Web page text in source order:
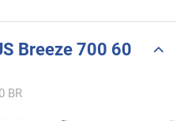
Breeze 700 60
BR